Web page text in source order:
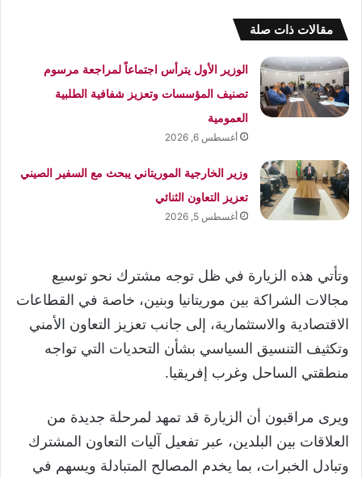
مقالات ذات صلة
الوزير الأول يترأس اجتماعاً لمراجعة مرسوم
تصنيف المؤسسات وتعزيز شفافية الطلبية
العمومية
أغسطس 6, 2026
وزير الخارجية الموريتاني يبحث مع السفير الصيني
تعزيز التعاون الثنائي
أغسطس 5, 2026
وتأتي هذه الزيارة في ظل توجه مشترك نحو توسيع
مجالات الشراكة بين موريتانيا وبنين، خاصة في القطاعات
الاقتصادية والاستثمارية، إلى جانب تعزيز التعاون الأمني
وتكثيف التنسيق السياسي بشأن التحديات التي تواجه
منطقتي الساحل وغرب إفريقيا.
ويرى مراقبون أن الزيارة قد تمهد لمرحلة جديدة من
العلاقات بين البلدين، عبر تفعيل آليات التعاون المشترك
وتبادل الخبرات، بما يخدم المصالح المتبادلة ويسهم في